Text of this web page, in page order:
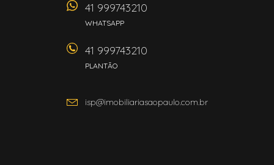
41 999743210
WHATSAPP
41 999743210
PLANTÃO
isp@imobiliariasaopaulo.com.br